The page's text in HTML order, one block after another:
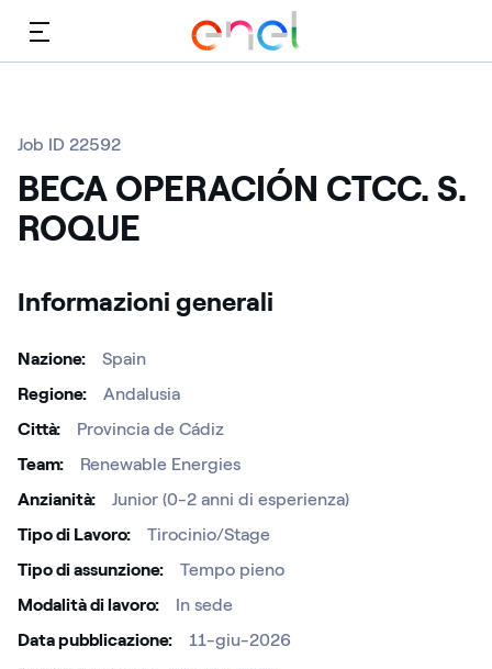
Menù
Job ID 22592
BECA OPERACIÓN CTCC. S.
ROQUE
Informazioni generali
Nazione
Spain
Regione
Andalusia
Città
Provincia de Cádiz
Team
Renewable Energies
Anzianità
Junior (0-2 anni di esperienza)
Tipo di Lavoro
Tirocinio/Stage
Tipo di assunzione
Tempo pieno
Modalità di lavoro
In sede
Data pubblicazione
11-giu-2026